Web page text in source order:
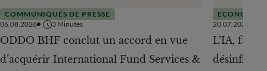
COMMUNIQUÉS DE PRESSE
06.08.2026
3 Minutes
ODDO BHF conclut un accord en vue
d’acquérir International Fund Services &
ECONOMIE
20.07.2026
L’IA,